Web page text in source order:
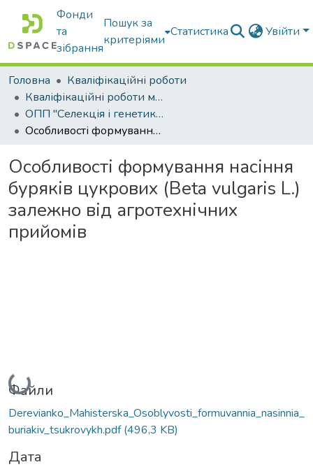
Фонди
та
зібрання
Пошук за
критеріями
Статистика Увійти
Головна
Кваліфікаційні роботи
Кваліфікаційні роботи магістрів
ОПП "Селекція і генетика сільськогосподарських культур"
Особливості формування насіння буряків цукрових (Beta vulgaris L.) залежно від агротехнічних прийомів
Особливості формування насіння
буряків цукрових (Beta vulgaris L.)
залежно від агротехнічних
прийомів
Вантажиться...
Файли
Derevianko_Mahisterska_Osoblyvosti_formuvannia_nasinnia_
buriakiv_tsukrovykh.pdf(496,3 KB)
Дата